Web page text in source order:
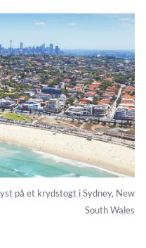
på et krydstogt i Sydney, New
South Wales